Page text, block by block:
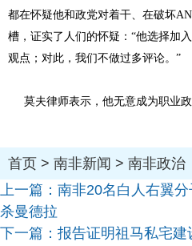
都在怀疑他和政党对着干、在破坏
槽，证实了人们的怀疑：“他选择加
观点；对此，我们不做过多评论。”
莫夫律师表示，他无意成为职业政
首页 > 南非新闻 > 南非政治
上一篇： 南非20名白人右翼
杀曼德拉
下一篇： 报告证明祖马私宅建